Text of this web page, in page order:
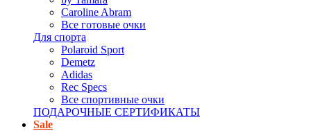
Caroline Abram
Все готовые очки
Для спорта
Polaroid Sport
Demetz
Adidas
Rec Specs
Все спортивные очки
ПОДАРОЧНЫЕ СЕРТИФИКАТЫ
Sale